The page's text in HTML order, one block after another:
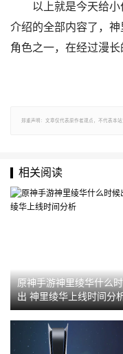
以上就是今天给
介绍的全部内容了，
角色之一，在经过漫长
郑重声明：文章仅代表原作者观点，不代表本
相关阅读
原神手游神里绫华什么
出 神里绫华上线时间分